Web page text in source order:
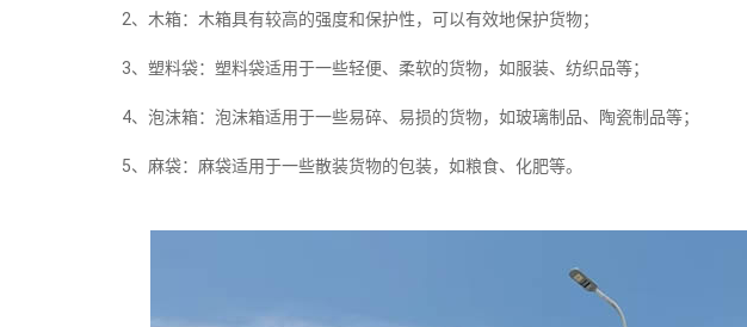
2、木箱：木箱具有较高的强度和保护性，可以有效地保护货物；
3、塑料袋：塑料袋适用于一些轻便、柔软的货物，如服装、纺织品等；
4、泡沫箱：泡沫箱适用于一些易碎、易损的货物，如玻璃制品、陶瓷制品等；
5、麻袋：麻袋适用于一些散装货物的包装，如粮食、化肥等。